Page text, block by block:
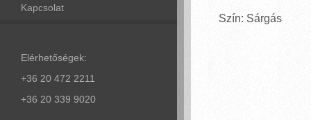
Kapcsolat
Elérhetőségek:
+36 20 472 2211
+36 20 339 9020
Szín: Sárgás